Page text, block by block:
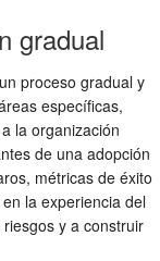
gradual
proceso gradual y
específicas,
la organización
de una adopción
métricas de éxito
la experiencia del
y a construir